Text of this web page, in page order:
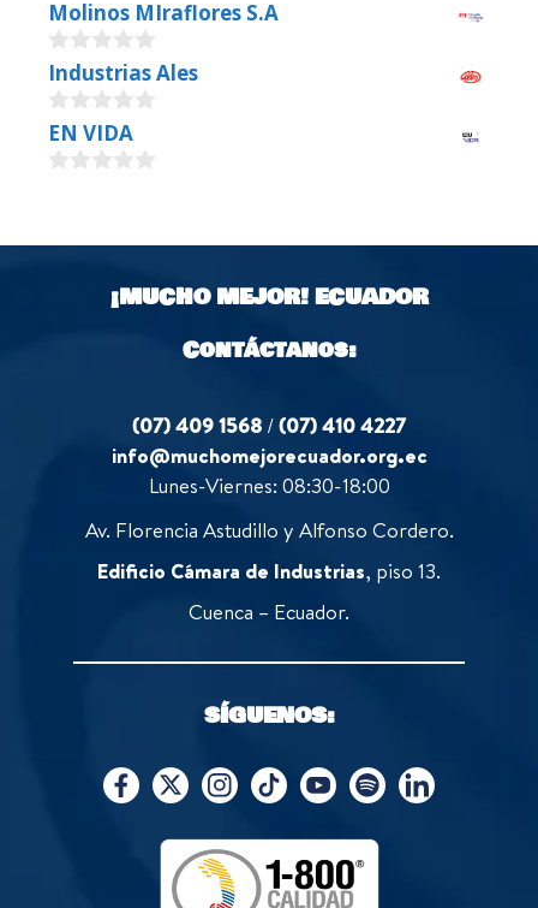
Molinos MIraflores S.A
0
o
u
t
o
f
Industrias Ales
0
o
u
5
EN VIDA
t
¡MUCHO MEJOR!ECUADOR
Contáctanos:
(07) 409 1568 /(07) 410 4227
info@muchomejorecuador.org.ec
Lunes-Viernes: 08:30-18:00
Av. Florencia Astudillo y Alfonso Cordero.
Edificio Cámara de Industrias, piso 13.
Cuenca – Ecuador.
SÍGUENOS: